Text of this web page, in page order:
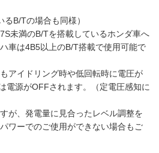
るB/Tの場合も同様）
未満のB/Tを搭載しているホンダ車へ
車は4B5以上のB/T搭載で使用可能で
アイドリング時や低回転時に電圧が
電源がOFFされます。（定電圧感知に
が、発電量に見合ったレベル調整を
ワーでのご使用ができない場合もご